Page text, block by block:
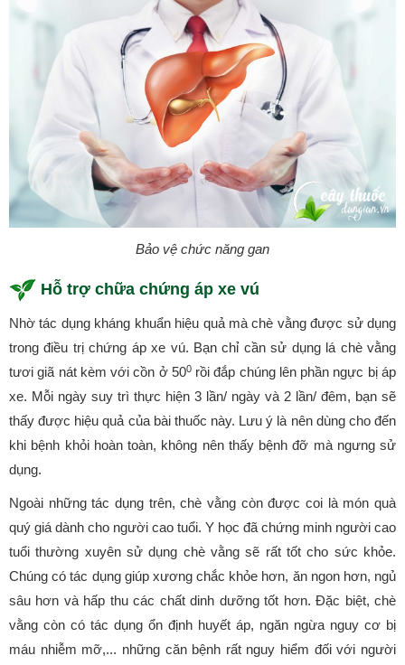
Bảo vệ chức năng gan
Hỗ trợ chữa chứng áp xe vú
Nhờ tác dụng kháng khuẩn hiệu quả mà chè vằng được sử dụng
trong điều trị chứng áp xe vú. Bạn chỉ cần sử dụng lá chè vằng
tươi giã nát kèm với cồn ở 500rồi đắp chúng lên phần ngực bị áp
xe. Mỗi ngày suy trì thực hiện 3 lần/ ngày và 2 lần/ đêm, bạn sẽ
thấy được hiệu quả của bài thuốc này. Lưu ý là nên dùng cho đến
khi bệnh khỏi hoàn toàn, không nên thấy bệnh đỡ mà ngưng sử
dụng.
Ngoài những tác dụng trên, chè vằng còn được coi là món quà
quý giá dành cho người cao tuổi. Y học đã chứng minh người cao
tuổi thường xuyên sử dụng chè vằng sẽ rất tốt cho sức khỏe.
Chúng có tác dụng giúp xương chắc khỏe hơn, ăn ngon hơn, ngủ
sâu hơn và hấp thu các chất dinh dưỡng tốt hơn. Đặc biệt, chè
vằng còn có tác dụng ổn định huyết áp, ngăn ngừa nguy cơ bị
máu nhiễm mỡ,... những căn bệnh rất nguy hiểm đối với người